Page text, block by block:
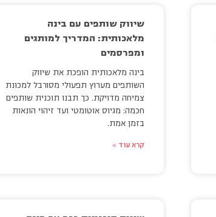
שיווק שותפים עם בינה
מלאכותית: המדריך למותגים
ומפרסמים
בינה מלאכותית הופכת את שיווק
השותפים מערוץ תפעולי מסורבל למכונת
צמיחה מדויקת. כך תבנו תוכנית שותפים
חכמה: מגיוס אוטומטי ועד זיהוי הונאות
בזמן אמת.
קרא עוד »